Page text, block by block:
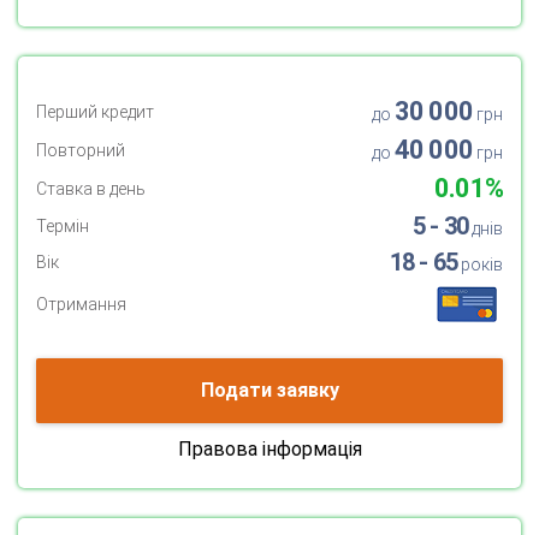
Перший кредит до 30 000 грн
Повторний
до 40 000 грн
Ставка в день
0.01%
Термін 5 - 30днів
Вік
18 - 65років
Отримання
Подати заявку
Правова інформація